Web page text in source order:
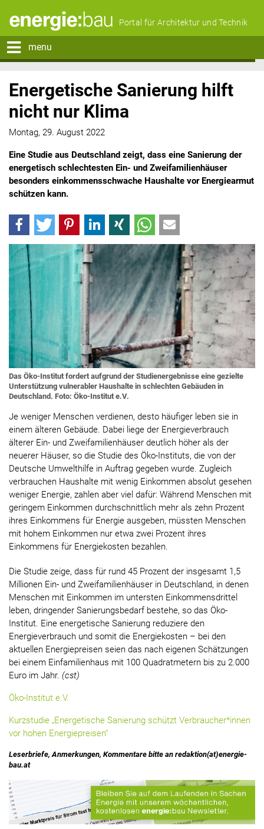
Portal für Architektur und Technik
menu
Energetische Sanierung hilft
nicht nur Klima
Montag, 29. August 2022
Eine Studie aus Deutschland zeigt, dass eine Sanierung der
energetisch schlechtesten Ein- und Zweifamilienhäuser
besonders einkommensschwache Haushalte vor Energiearmut
schützen kann.
Das Öko-Institut fordert aufgrund der Studienergebnisse eine gezielte
Unterstützung vulnerabler Haushalte in schlechten Gebäuden in
Deutschland. Foto: Öko-Institut e.V.
Je weniger Menschen verdienen, desto häufiger leben sie in
einem älteren Gebäude. Dabei liege der Energieverbrauch
älterer Ein- und Zweifamilienhäuser deutlich höher als der
neuerer Häuser, so die Studie des Öko-Instituts, die von der
Deutsche Umwelthilfe in Auftrag gegeben wurde. Zugleich
verbrauchen Haushalte mit wenig Einkommen absolut gesehen
weniger Energie, zahlen aber viel dafür: Während Menschen mit
geringem Einkommen durchschnittlich mehr als zehn Prozent
ihres Einkommens für Energie ausgeben, müssten Menschen
mit hohem Einkommen nur etwa zwei Prozent ihres
Einkommens für Energiekosten bezahlen.
Die Studie zeige, dass für rund 45 Prozent der insgesamt 1,5
Millionen Ein- und Zweifamilienhäuser in Deutschland, in denen
Menschen mit Einkommen im untersten Einkommensdrittel
leben, dringender Sanierungsbedarf bestehe, so das Öko-
Institut. Eine energetische Sanierung reduziere den
Energieverbrauch und somit die Energiekosten – bei den
aktuellen Energiepreisen seien das nach eigenen Schätzungen
bei einem Einfamilienhaus mit 100 Quadratmetern bis zu 2.000
Euro im Jahr. (cst)
Öko-Institut e.V.
Kurzstudie „Energetische Sanierung schützt Verbraucher*innen
vor hohen Energiepreisen“
Leserbriefe, Anmerkungen, Kommentare bitte an redaktion(at)energie-
bau.at